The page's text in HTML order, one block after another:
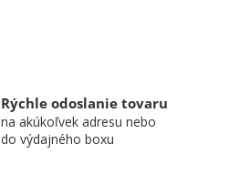
Rýchle odoslanie tovaru
na akúkoľvek adresu nebo
do výdajného boxu